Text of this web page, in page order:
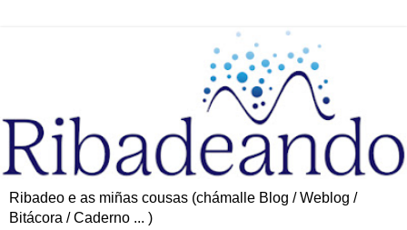
Ribadeo e as miñas cousas (chámalle Blog / Weblog /
Bitácora / Caderno ... )